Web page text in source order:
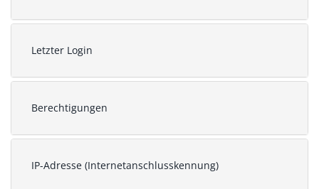
Letzter Login
Berechtigungen
IP-Adresse (Internetanschlusskennung)